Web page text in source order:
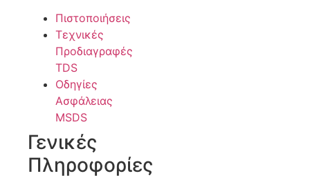
Πιστοποιήσεις
Τεχνικές
Προδιαγραφές
TDS
Οδηγίες
Ασφάλειας
MSDS
Γενικές
Πληροφορίες